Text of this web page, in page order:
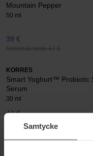
Samtycke
Mountain Pepper
50 ml
39 €
Normaali hinta 47 €
KORRES
Smart Yoghurt™ Probiotic
Serum
30 ml
44 €